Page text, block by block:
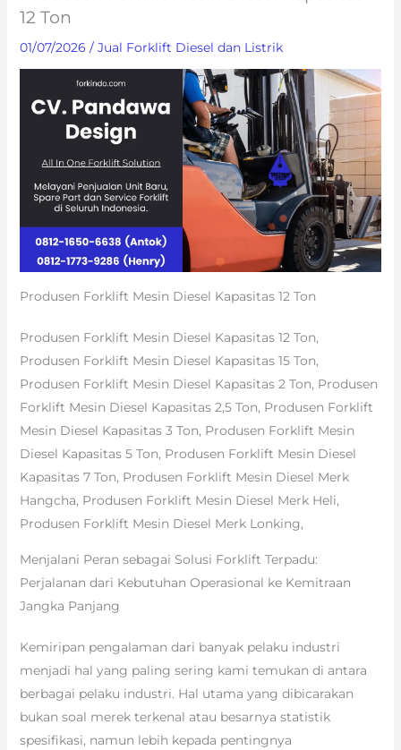
12 Ton
01/07/2026 / Jual Forklift Diesel dan Listrik
Produsen Forklift Mesin Diesel Kapasitas 12 Ton
Produsen Forklift Mesin Diesel Kapasitas 12 Ton,
Produsen Forklift Mesin Diesel Kapasitas 15 Ton,
Produsen Forklift Mesin Diesel Kapasitas 2 Ton, Produsen
Forklift Mesin Diesel Kapasitas 2,5 Ton, Produsen Forklift
Mesin Diesel Kapasitas 3 Ton, Produsen Forklift Mesin
Diesel Kapasitas 5 Ton, Produsen Forklift Mesin Diesel
Kapasitas 7 Ton, Produsen Forklift Mesin Diesel Merk
Hangcha, Produsen Forklift Mesin Diesel Merk Heli,
Produsen Forklift Mesin Diesel Merk Lonking,
Menjalani Peran sebagai Solusi Forklift Terpadu:
Perjalanan dari Kebutuhan Operasional ke Kemitraan
Jangka Panjang
Kemiripan pengalaman dari banyak pelaku industri
menjadi hal yang paling sering kami temukan di antara
berbagai pelaku industri. Hal utama yang dibicarakan
bukan soal merek terkenal atau besarnya statistik
spesifikasi, namun lebih kepada pentingnya